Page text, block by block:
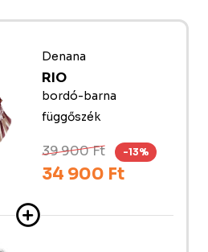
Denana
RIO
bordó-barna
függőszék
39 900 Ft -13%
34 900 Ft